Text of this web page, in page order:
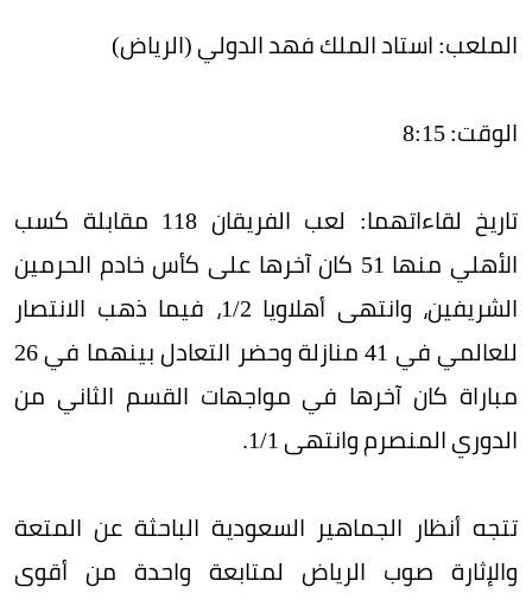
الملعب: استاد الملك فهد الدولي (الرياض)
الوقت: 8:15
تاريخ لقاءاتهما: لعب الفريقان 118 مقابلة كسب
الأهلي منها 51 كان آخرها على كأس خادم الحرمين
الشريفين، وانتهى أهلاويا 2/‏1، فيما ذهب الانتصار
للعالمي في 41 منازلة وحضر التعادل بينهما في 26
مباراة كان آخرها في مواجهات القسم الثاني من
الدوري المنصرم وانتهى 1/‏1.
تتجه أنظار الجماهير السعودية الباحثة عن المتعة
والإثارة صوب الرياض لمتابعة واحدة من أقوى